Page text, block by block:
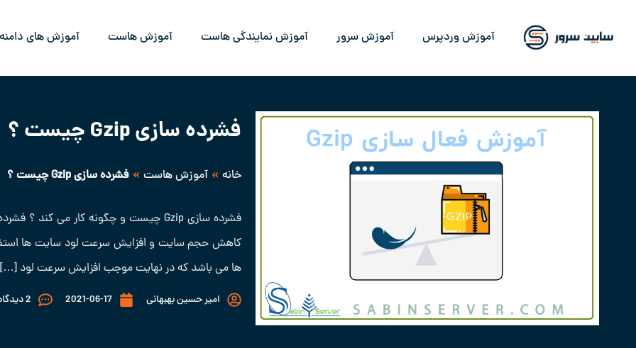
آموزش وردپرس آموزش سرور آموزش نمایندگی هاست آموزش هاست آموزش های دامنه
فشرده سازی Gzip چیست ؟
خانه » آموزش هاست » فشرده سازی Gzip چیست ؟
ها می باشد که در نهایت موجب افزایش سرعت لود […]
امیر حسین بهبهانی 2021-06-17 2 دیدگاه